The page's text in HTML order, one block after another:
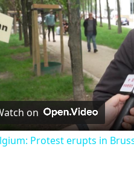
on
Protest erupts in